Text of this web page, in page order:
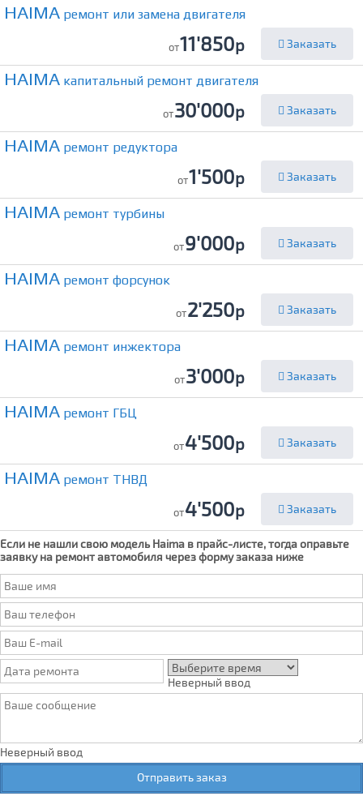
HAIMA ремонт или замена двигателя
от11'850р Заказать
HAIMA капитальный ремонт двигателя
от30'000р Заказать
HAIMA ремонт редуктора
от1'500р Заказать
HAIMA ремонт турбины
от9'000р Заказать
HAIMA ремонт форсунок
от2'250р Заказать
HAIMA ремонт инжектора
от3'000р Заказать
HAIMA ремонт ГБЦ
от4'500р Заказать
HAIMA ремонт ТНВД
от4'500р Заказать
Если не нашли свою модельHaima в прайс-листе, тогда оправьте
заявку на ремонт автомобиля через форму заказа ниже
Неверный ввод
Неверный ввод
Отправить заказ